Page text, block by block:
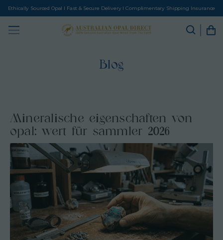
Ethically Sourced Opal I Fast & Secure Delivery I Complimentary Shipping Insurance
Blog
Mineralische eigenschaften von
opal: wert für sammler 2026